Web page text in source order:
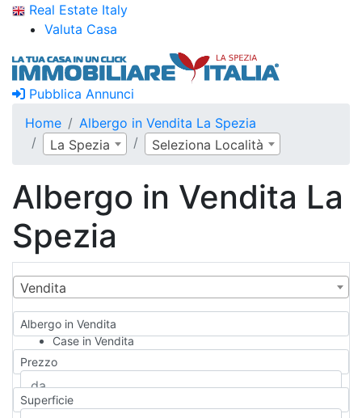
Real Estate Italy
Valuta Casa
Pubblica Annunci
Home
Albergo in Vendita La Spezia
La Spezia
Seleziona Località
Albergo in Vendita La
Spezia
Vendita
Albergo in Vendita
Case in Vendita
Qualsiasi
Appartamento
Casa indipendente
Casa Semi-indipendente
Prezzo
Superficie